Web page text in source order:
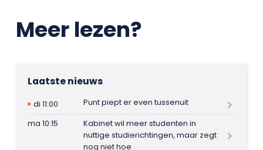
Meer lezen?
Laatste nieuws
di 11:00
Punt piept er even tussenuit
ma 10:15
Kabinet wil meer studenten in
nuttige studierichtingen, maar zegt
nog niet hoe